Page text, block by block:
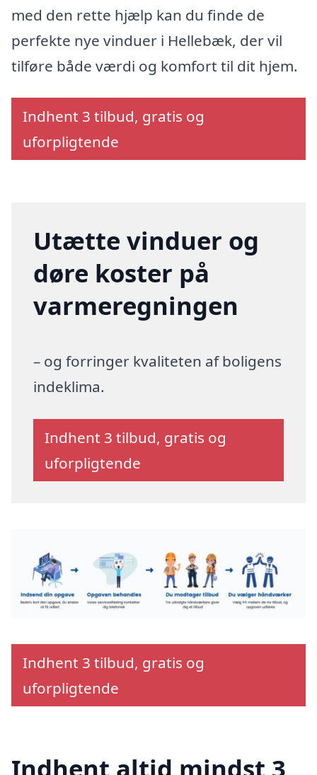
med den rette hjælp kan du finde de
perfekte nye vinduer i Hellebæk, der vil
tilføre både værdi og komfort til dit hjem.
Indhent 3 tilbud, gratis og
uforpligtende
Utætte vinduer og
døre koster på
varmeregningen
– og forringer kvaliteten af boligens
indeklima.
Indhent 3 tilbud, gratis og
uforpligtende
Indhent 3 tilbud, gratis og
uforpligtende
Indhent altid mindst 3